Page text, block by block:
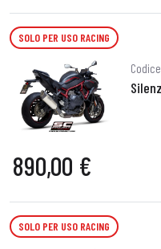
SOLO PER USO RACING
890,00 €
SOLO PER USO RACING